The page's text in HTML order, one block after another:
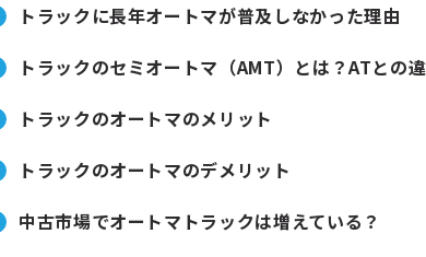
トラックに長年オートマが普及しなかった理由
トラックのセミオートマ（AMT）とは？ATとの
トラックのオートマのメリット
トラックのオートマのデメリット
中古市場でオートマトラックは増えている？